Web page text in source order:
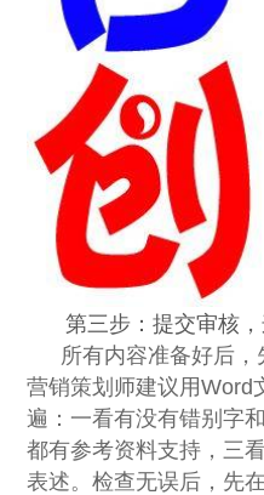
第三步：提交审核
所有内容准备好后
营销策划师建议用Word
遍：一看有没有错别字
都有参考资料支持，三
表述。检查无误后，先